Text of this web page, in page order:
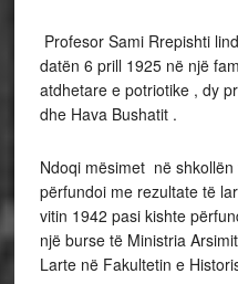
Profesor Sami Rrepishti
datën 6 prill 1925 në një
atdhetare e potriotike , dy
dhe Hava Bushatit .
Ndoqi mësimet në shkollën
përfundoi me rezultate të
vitin 1942 pasi kishte
një burse të Ministria
Larte në Fakultetin e